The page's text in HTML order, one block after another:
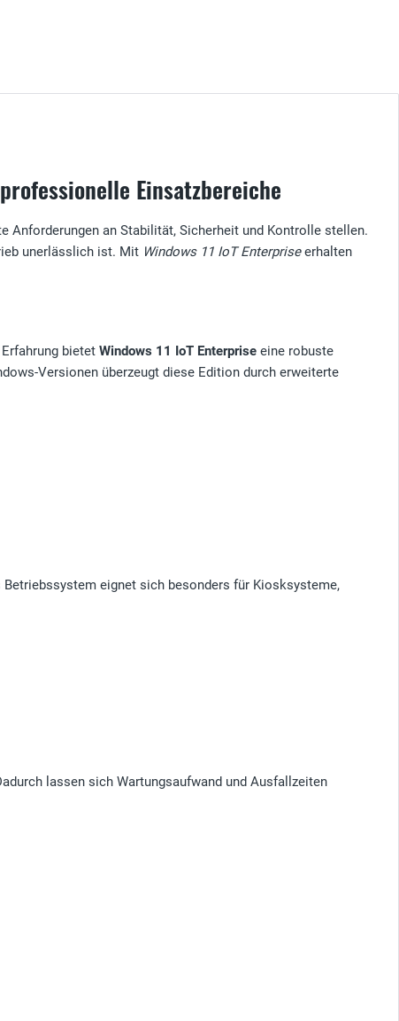
Einsatzbereiche
Anforderungen an Stabilität, Sicherheit und Kontrolle stellen.
unerlässlich ist. Mit Windows 11 IoT Enterpriseerhalten
bietet Windows 11 IoT Enterprise eine robuste
Versionen überzeugt diese Edition durch erweiterte
eignet sich besonders für Kiosksysteme,
lassen sich Wartungsaufwand und Ausfallzeiten